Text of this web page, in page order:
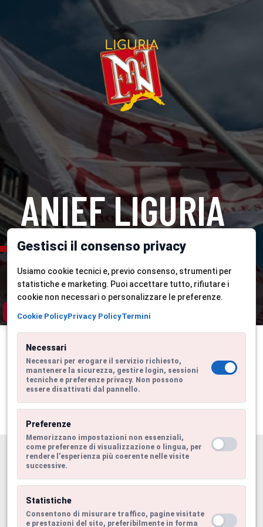
ANIEF LIGURIA
Insieme per una scuola più
giusta
Info
Gestisci il consenso privacy
Usiamo cookie tecnici e, previo consenso, strumenti per
statistiche e marketing. Puoi accettare tutto, rifiutare i
cookie non necessari o personalizzare le preferenze.
Cookie PolicyPrivacy PolicyTermini
Necessari
Necessari per erogare il servizio richiesto,
mantenere la sicurezza, gestire login, sessioni
tecniche e preferenze privacy. Non possono
essere disattivati dal pannello.
Preferenze
Memorizzano impostazioni non essenziali,
come preferenze di visualizzazione o lingua, per
rendere l’esperienza più coerente nelle visite
successive.
Statistiche
Consentono di misurare traffico, pagine visitate
e prestazioni del sito, preferibilmente in forma